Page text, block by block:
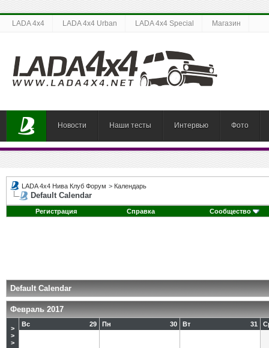
LADA 4x4 LADA 4x4 Urban LADA 4x4 Special Магазин
Новости Наши тесты Интервью Фото
LADA 4x4 Нива Клуб Форум > Календарь
Default Calendar
Регистрация Справка Сообщество
Default Calendar
Февраль 2017
>
>
>
29
Вс 30
Пн 31
Вт